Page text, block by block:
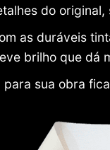
do
as duráveis
brilho que dá
para sua obra